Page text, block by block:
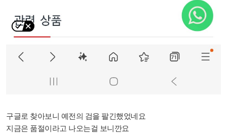
구글로 찾아보니 예전의 검을 팔긴했었네요
지금은 품절이라고 나오는걸 보니깐요